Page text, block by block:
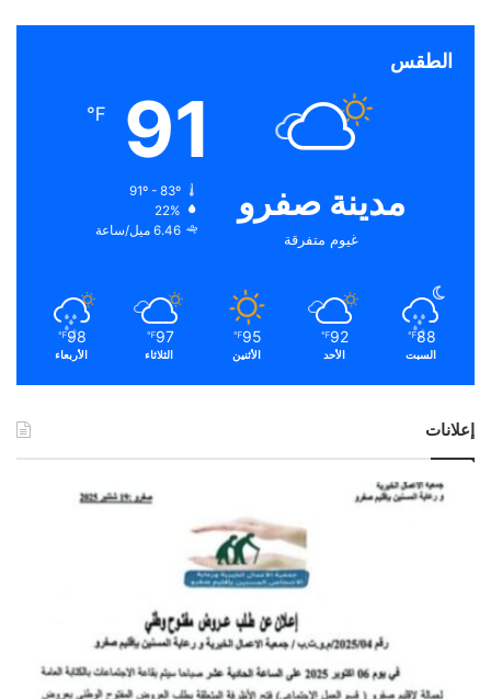
الطقس
مدينة صفرو
غيوم متفرقة
91
℉
91º - 83º
22%
6.46 ميل/ساعة
88
℉
السبت
92
℉
الأحد
95
℉
الأثنين
97
℉
الثلاثاء
98
℉
الأربعاء
إعلانات